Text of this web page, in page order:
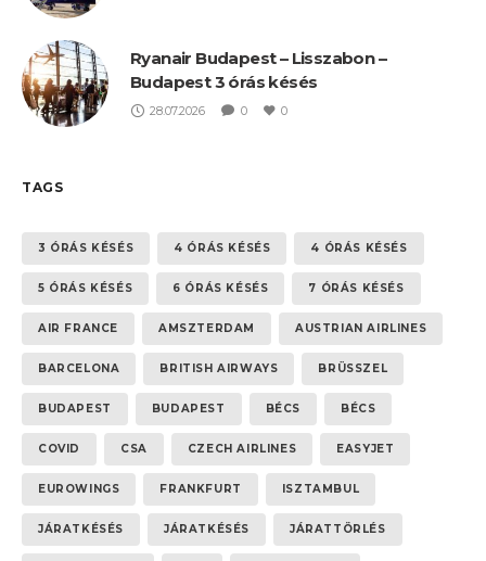
Ryanair Budapest – Lisszabon –
Budapest 3 órás késés
28.07.2026 0 0
TAGS
3 ÓRÁS KÉSÉS 4 ÓRÁS KÉSÉS 4 ÓRÁS KÉSÉS
5 ÓRÁS KÉSÉS 6 ÓRÁS KÉSÉS 7 ÓRÁS KÉSÉS
AIR FRANCE AMSZTERDAM AUSTRIAN AIRLINES
BARCELONA BRITISH AIRWAYS BRÜSSZEL
BUDAPEST BUDAPEST BÉCS BÉCS
COVID CSA CZECH AIRLINES EASYJET
EUROWINGS FRANKFURT ISZTAMBUL
JÁRATKÉSÉS JÁRATKÉSÉS JÁRATTÖRLÉS